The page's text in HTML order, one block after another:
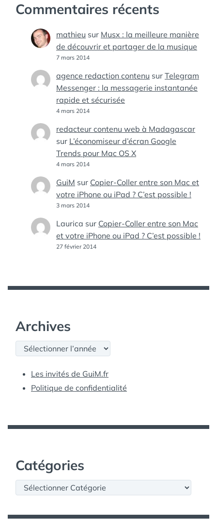
Commentaires récents
mathieu sur Musx : la meilleure manière
de découvrir et partager de la musique
7 mars 2014
agence redaction contenu sur Telegram
Messenger : la messagerie instantanée
rapide et sécurisée
4 mars 2014
redacteur contenu web à Madagascar
sur L’économiseur d’écran Google
Trends pour Mac OS X
4 mars 2014
GuiM sur Copier-Coller entre son Mac et
votre iPhone ou iPad ? C’est possible !
3 mars 2014
Laurica sur Copier-Coller entre son Mac
et votre iPhone ou iPad ? C’est possible !
27 février 2014
Archives
Archives
Les invités de GuiM.fr
Politique de confidentialité
Catégories
Catégories